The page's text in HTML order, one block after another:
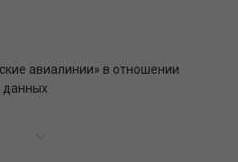
авиалинии» в отношении
данных